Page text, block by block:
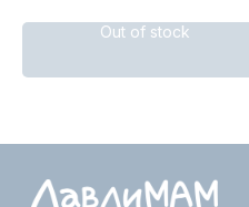
Out of stock
Постельное бельё
Для купания
Подушки-салфетки